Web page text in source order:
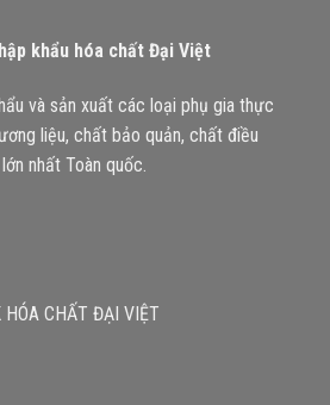
khẩu hóa chất Đại Việt
và sản xuất các loại phụ gia thực
liệu, chất bảo quản, chất điều
nhất Toàn quốc.
CHẤT ĐẠI VIỆT